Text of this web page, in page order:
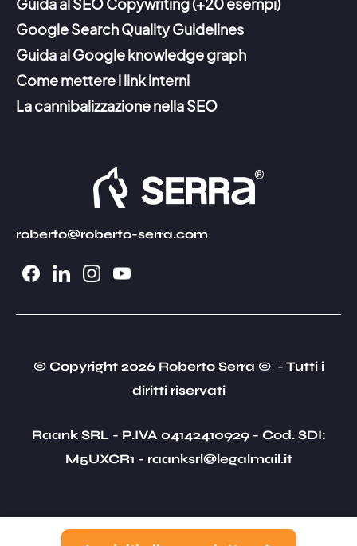
Google Search Quality Guidelines
Guida al Google knowledge graph
Come mettere i link interni
La cannibalizzazione nella SEO
roberto@roberto-serra.com
© Copyright 2026 Roberto Serra © - Tutti i
diritti riservati
Raank SRL - P.IVA 04142410929 - Cod. SDI:
M5UXCR1 - raanksrl@legalmail.it